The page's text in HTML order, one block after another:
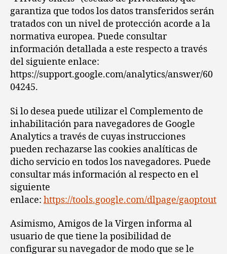
garantiza que todos los datos transferidos serán
tratados con un nivel de protección acorde a la
normativa europea. Puede consultar
información detallada a este respecto a través
del siguiente enlace:
https://support.google.com/analytics/answer/60
04245.
Si lo desea puede utilizar el Complemento de
inhabilitación para navegadores de Google
Analytics a través de cuyas instrucciones
pueden rechazarse las cookies analíticas de
dicho servicio en todos los navegadores. Puede
consultar más información al respecto en el
siguiente
enlace: https://tools.google.com/dlpage/gaoptout
Asimismo, Amigos de la Virgen informa al
usuario de que tiene la posibilidad de
configurar su navegador de modo que se le